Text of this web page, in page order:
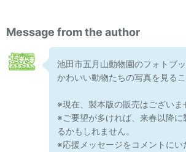
Message from the author
池田市五月山動物園のフォトブッ
かわいい動物たちの写真を見るこ
※現在、製本版の販売はございま
※ご要望が多ければ、来春以降に
るかもしれません。
※応援メッセージをコメントにい